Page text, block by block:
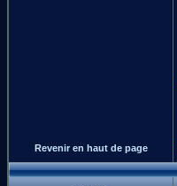
Revenir en haut de page